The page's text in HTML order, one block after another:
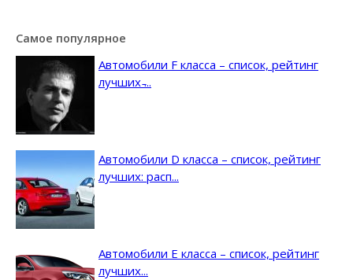
Самое популярное
Автомобили F класса – список, рейтинг
лучших ̵...
Автомобили D класса – список, рейтинг
лучших: расп...
Автомобили E класса – список, рейтинг
лучших...